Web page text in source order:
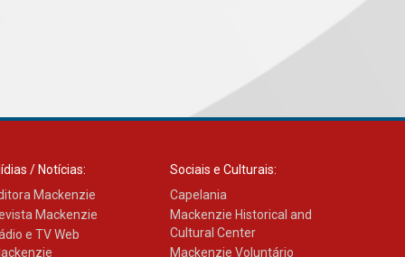
/ Notícias:
Mackenzie
Mackenzie
e TV Web
Sociais e Culturais:
Capelania
Mackenzie Historical and
Cultural Center
Mackenzie Voluntário